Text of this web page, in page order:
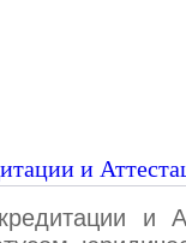
и
и